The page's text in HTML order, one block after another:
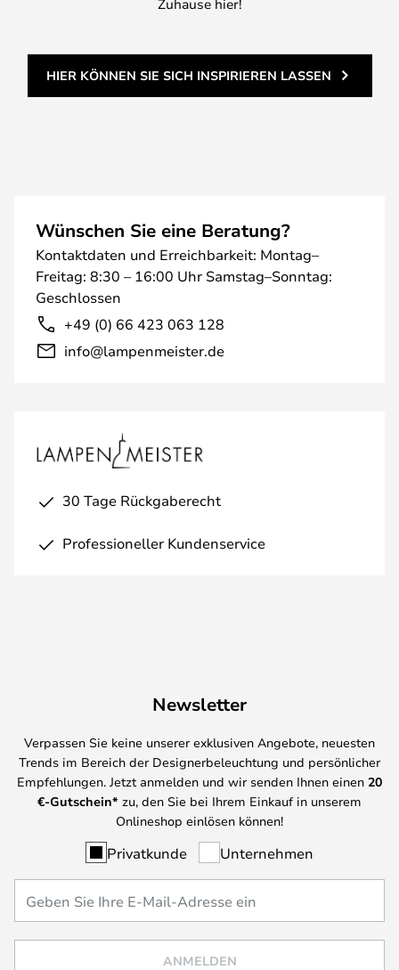
Zuhause hier!
HIER KÖNNEN SIE SICH INSPIRIEREN LASSEN
Wünschen Sie eine Beratung?
Kontaktdaten und Erreichbarkeit: Montag–
Freitag: 8:30 – 16:00 Uhr Samstag–Sonntag:
Geschlossen
+49 (0) 66 423 063 128
info@lampenmeister.de
30 Tage Rückgaberecht
Professioneller Kundenservice
Newsletter
Verpassen Sie keine unserer exklusiven Angebote, neuesten
Trends im Bereich der Designerbeleuchtung und persönlicher
Empfehlungen. Jetzt anmelden und wir senden Ihnen einen 20
€-Gutschein* zu, den Sie bei Ihrem Einkauf in unserem
Onlineshop einlösen können!
Privatkunde Unternehmen
ANMELDEN